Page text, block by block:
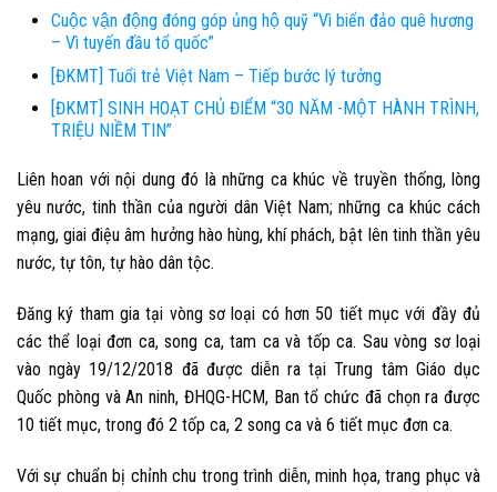
Cuộc vận động đóng góp ủng hộ quỹ “Vì biển đảo quê hương
– Vì tuyến đầu tổ quốc”
[ĐKMT] Tuổi trẻ Việt Nam – Tiếp bước lý tưởng
[ĐKMT] SINH HOẠT CHỦ ĐIỂM “30 NĂM -MỘT HÀNH TRÌNH,
TRIỆU NIỀM TIN”
Liên hoan với nội dung đó là những ca khúc về truyền thống, lòng
yêu nước, tinh thần của người dân Việt Nam; những ca khúc cách
mạng, giai điệu âm hưởng hào hùng, khí phách, bật lên tinh thần yêu
nước, tự tôn, tự hào dân tộc.
Đăng ký tham gia tại vòng sơ loại có hơn 50 tiết mục với đầy đủ
các thể loại đơn ca, song ca, tam ca và tốp ca. Sau vòng sơ loại
vào ngày 19/12/2018 đã được diễn ra tại Trung tâm Giáo dục
Quốc phòng và An ninh, ĐHQG-HCM, Ban tổ chức đã chọn ra được
10 tiết mục, trong đó 2 tốp ca, 2 song ca và 6 tiết mục đơn ca.
Với sự chuẩn bị chỉnh chu trong trình diễn, minh họa, trang phục và